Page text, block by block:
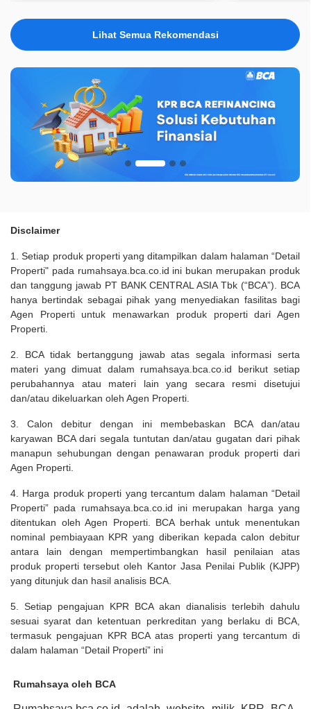
Lihat Semua Rekomendasi
Disclaimer
1. Setiap produk properti yang ditampilkan dalam halaman “Detail
Properti" pada rumahsaya.bca.co.id ini bukan merupakan produk
dan tanggung jawab PT BANK CENTRAL ASIA Tbk (“BCA”). BCA
hanya bertindak sebagai pihak yang menyediakan fasilitas bagi
Agen Properti untuk menawarkan produk properti dari Agen
Properti.
2. BCA tidak bertanggung jawab atas segala informasi serta
materi yang dimuat dalam rumahsaya.bca.co.id berikut setiap
perubahannya atau materi lain yang secara resmi disetujui
dan/atau dikeluarkan oleh Agen Properti.
3. Calon debitur dengan ini membebaskan BCA dan/atau
karyawan BCA dari segala tuntutan dan/atau gugatan dari pihak
manapun sehubungan dengan penawaran produk properti dari
Agen Properti.
4. Harga produk properti yang tercantum dalam halaman “Detail
Properti” pada rumahsaya.bca.co.id ini merupakan harga yang
ditentukan oleh Agen Properti. BCA berhak untuk menentukan
nominal pembiayaan KPR yang diberikan kepada calon debitur
antara lain dengan mempertimbangkan hasil penilaian atas
produk properti tersebut oleh Kantor Jasa Penilai Publik (KJPP)
yang ditunjuk dan hasil analisis BCA.
5. Setiap pengajuan KPR BCA akan dianalisis terlebih dahulu
sesuai syarat dan ketentuan perkreditan yang berlaku di BCA,
termasuk pengajuan KPR BCA atas properti yang tercantum di
dalam halaman “Detail Properti” ini
Rumahsaya oleh BCA